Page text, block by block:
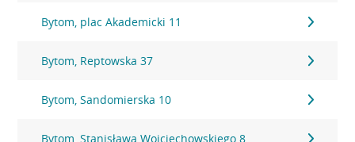
Bytom, plac Akademicki 11
Bytom, Reptowska 37
Bytom, Sandomierska 10
Bytom, Stanisława Wojciechowskiego 8